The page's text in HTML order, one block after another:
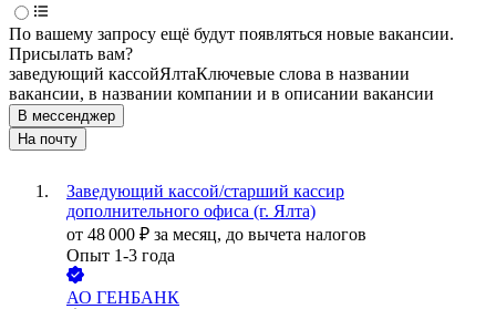
По вашему запросу ещё будут появляться новые вакансии.
Присылать вам?
заведующий кассойЯлтаКлючевые слова в названии
вакансии, в названии компании и в описании вакансии
В мессенджер
На почту
Заведующий кассой/старший кассир
дополнительного офиса (г. Ялта)
от 48 000 ₽ за месяц, до вычета налогов
Опыт 1-3 года
АО ГЕНБАНК